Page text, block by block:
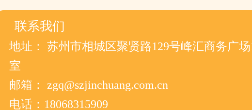
联系我们
地址： 苏州市相城区聚贤路129号峰汇商务广场
室
邮箱： zgq@szjinchuang.com.cn
电话：18068315909